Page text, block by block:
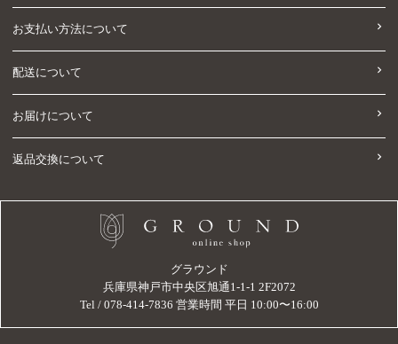
お支払い方法について
配送について
お届けについて
返品交換について
グラウンド
兵庫県神戸市中央区旭通1-1-1 2F2072
Tel / 078-414-7836 営業時間 平日 10:00〜16:00